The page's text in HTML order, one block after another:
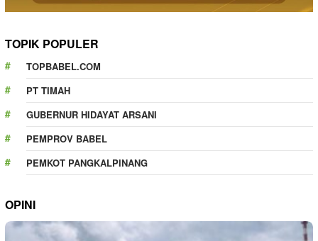
TOPIK POPULER
TOPBABEL.COM
PT TIMAH
GUBERNUR HIDAYAT ARSANI
PEMPROV BABEL
PEMKOT PANGKALPINANG
OPINI